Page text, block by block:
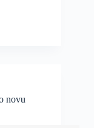
novu